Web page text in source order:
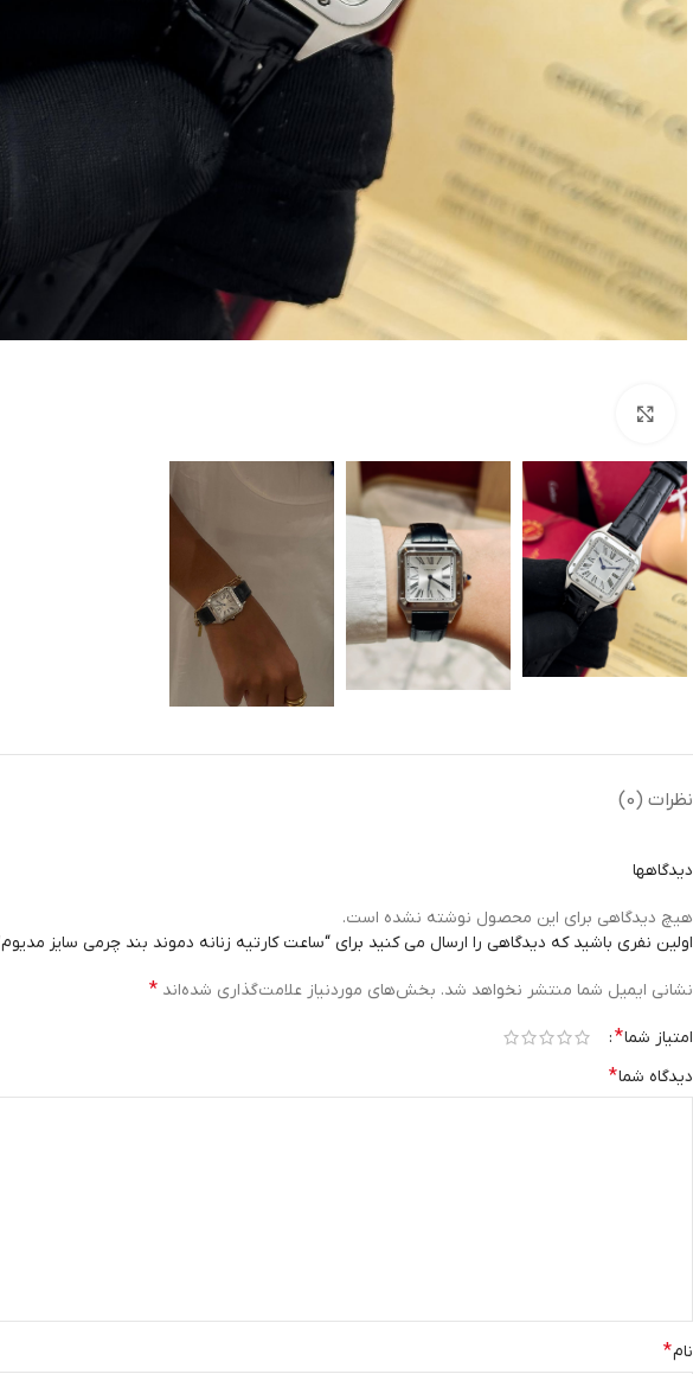
نظرات (0)
دیدگاهها
هیچ دیدگاهی برای این محصول نوشته نشده است.
اولین نفری باشید که دیدگاهی را ارسال می کنید برای “ساعت کارتیه زنانه دموند بند چرمی سایز
نشانی ایمیل شما منتشر نخواهد شد. بخش‌های موردنیاز علامت‌گذاری شده‌اند *
امتیاز شما*
دیدگاه شما*
نام*